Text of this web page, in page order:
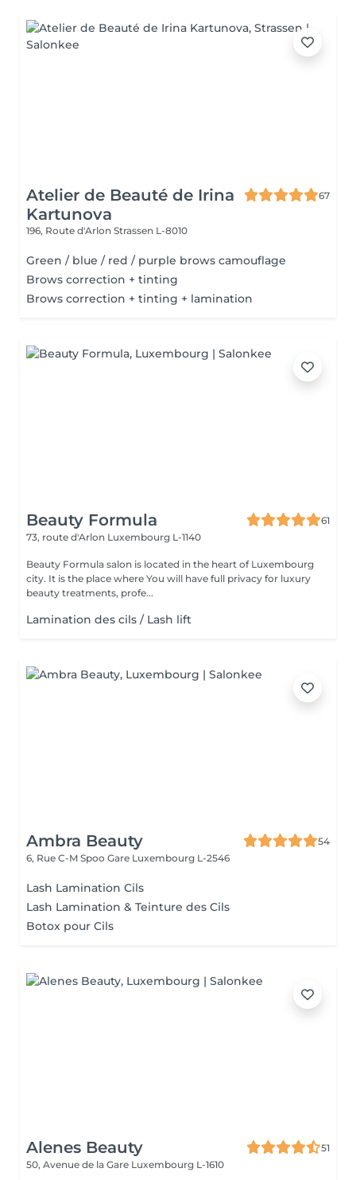
Atelier de Beauté de Irina
Kartunova
67
196, Route d'Arlon Strassen L-8010
Green / blue / red / purple brows camouflage
Brows correction + tinting
Brows correction + tinting + lamination
Beauty Formula
61
73, route d'Arlon Luxembourg L-1140
Beauty Formula salon is located in the heart of Luxembourg
city. It is the place where You will have full privacy for luxury
beauty treatments, profe...
Lamination des cils / Lash lift
Ambra Beauty
54
6, Rue C-M Spoo Gare Luxembourg L-2546
Lash Lamination Cils
Lash Lamination & Teinture des Cils
Botox pour Cils
Alenes Beauty
51
50, Avenue de la Gare Luxembourg L-1610